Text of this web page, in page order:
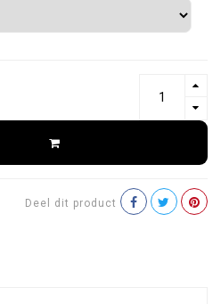
Deel dit product